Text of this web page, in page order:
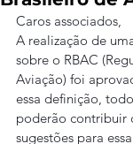
Caros associados,
A realização de
sobre o RBAC
Aviação) foi
essa definição,
poderão contribuir
sugestões para